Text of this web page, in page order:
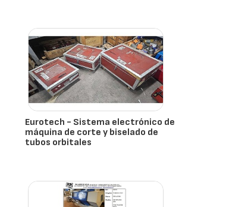
Eurotech - Sistema electrónico de
máquina de corte y biselado de
tubos orbitales